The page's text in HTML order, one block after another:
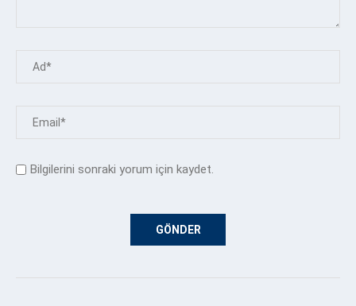
Bilgilerini sonraki yorum için kaydet.